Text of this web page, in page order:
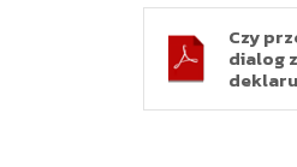
Czy
dialog